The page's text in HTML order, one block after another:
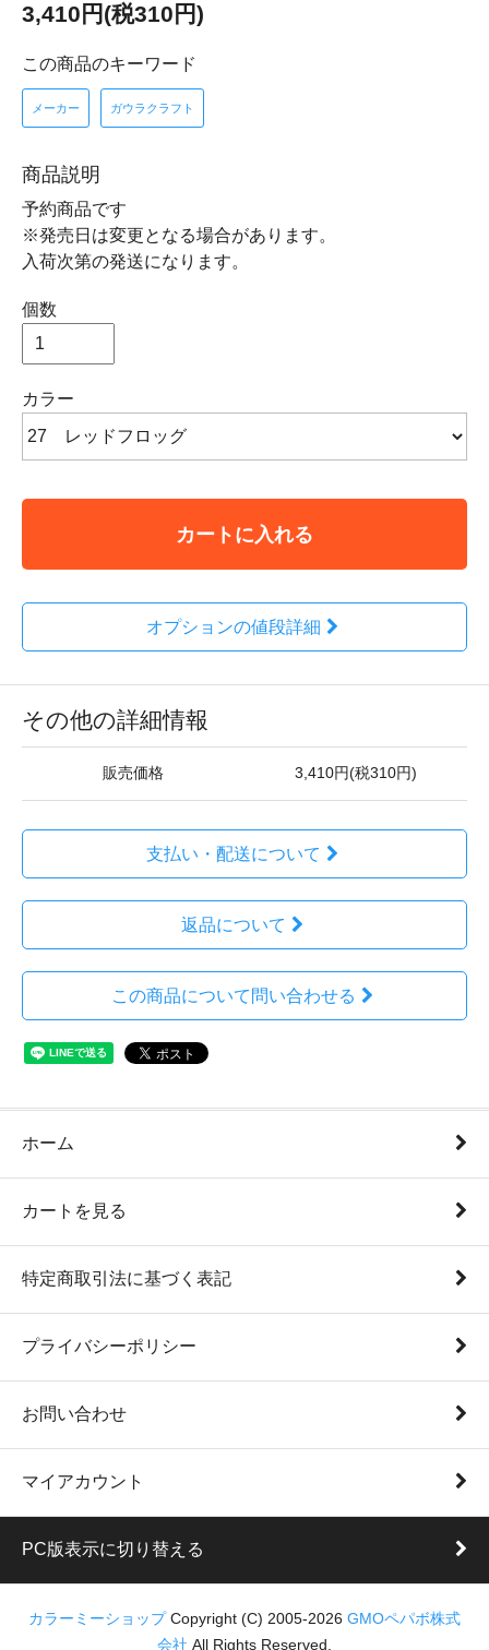
3,410円(税310円)
この商品のキーワード
メーカー ガウラクラフト
商品説明
予約商品です
※発売日は変更となる場合があります。
入荷次第の発送になります。
個数
カラー
カートに入れる
オプションの値段詳細
その他の詳細情報
販売価格 3,410円(税310円)
支払い・配送について
返品について
この商品について問い合わせる
ホーム
カートを見る
特定商取引法に基づく表記
プライバシーポリシー
お問い合わせ
マイアカウント
PC版表示に切り替える
カラーミーショップ Copyright (C) 2005-2026 GMOペパボ株式
会社 All Rights Reserved.